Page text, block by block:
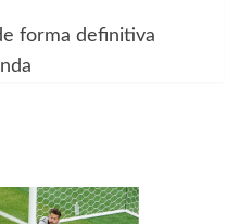
forma definitiva